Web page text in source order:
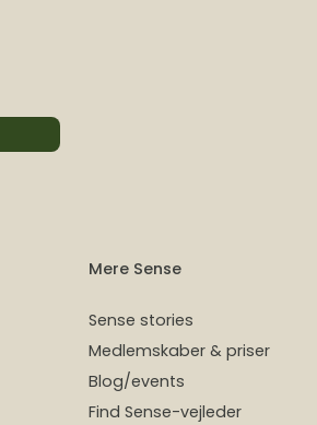
Mere Sense
Sense stories
Medlemskaber & priser
Blog/events
Find Sense-vejleder